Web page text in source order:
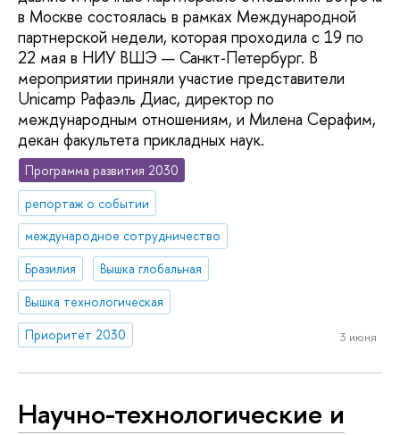
в Москве состоялась в рамках Международной
партнерской недели, которая проходила с 19 по
22 мая в НИУ ВШЭ — Санкт‑Петербург. В
мероприятии приняли участие представители
Unicamp Рафаэль Диас, директор по
международным отношениям, и Милена Серафим,
декан факультета прикладных наук.
Программа развития 2030
репортаж о событии
международное сотрудничество
Бразилия
Вышка глобальная
Вышка технологическая
Приоритет 2030
3 июня
Научно-технологические и